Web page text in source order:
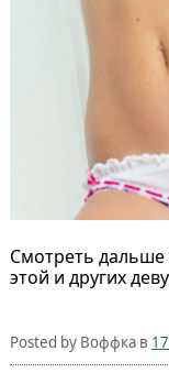
Смотреть
этой и других
Posted by Воффка в